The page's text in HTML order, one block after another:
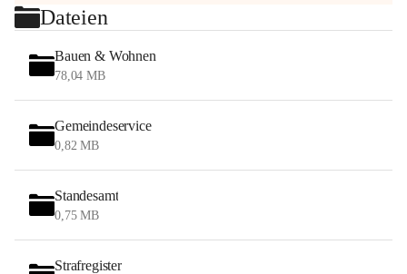
Dateien
Bauen & Wohnen
78,04 MB
Gemeindeservice
0,82 MB
Standesamt
0,75 MB
Strafregister